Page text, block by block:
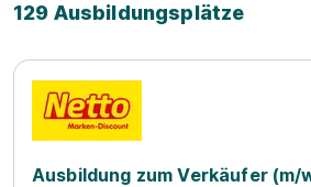
129 Ausbildungsplätze
Ausbildung zum Verkäufer (m/